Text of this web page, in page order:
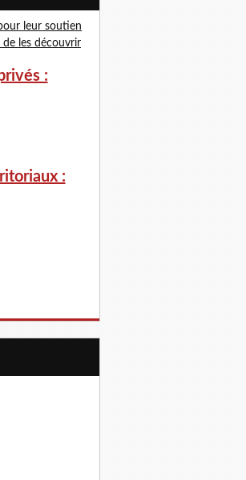
leur soutien
les découvrir
:
: